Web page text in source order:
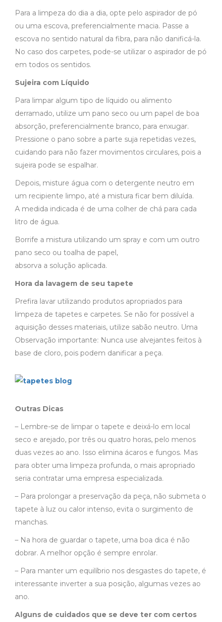
Para a limpeza do dia a dia, opte pelo aspirador de pó
ou uma escova, preferencialmente macia. Passe a
escova no sentido natural da fibra, para não danificá-la.
No caso dos carpetes, pode-se utilizar o aspirador de pó
em todos os sentidos.
Sujeira com Líquido
Para limpar algum tipo de líquido ou alimento
derramado, utilize um pano seco ou um papel de boa
absorção, preferencialmente branco, para enxugar.
Pressione o pano sobre a parte suja repetidas vezes,
cuidando para não fazer movimentos circulares, pois a
sujeira pode se espalhar.
Depois, misture água com o detergente neutro em
um recipiente limpo, até a mistura ficar bem diluída.
A medida indicada é de uma colher de chá para cada
litro de água.
Borrife a mistura utilizando um spray e com um outro
pano seco ou toalha de papel,
absorva a solução aplicada.
Hora da lavagem de seu tapete
Prefira lavar utilizando produtos apropriados para
limpeza de tapetes e carpetes. Se não for possível a
aquisição desses materiais, utilize sabão neutro. Uma
Observação importante: Nunca use alvejantes feitos à
base de cloro, pois podem danificar a peça.
Outras Dicas
– Lembre-se de limpar o tapete e deixá-lo em local
seco e arejado, por três ou quatro horas, pelo menos
duas vezes ao ano. Isso elimina ácaros e fungos. Mas
para obter uma limpeza profunda, o mais apropriado
seria contratar uma empresa especializada.
– Para prolongar a preservação da peça, não submeta o
tapete à luz ou calor intenso, evita o surgimento de
manchas.
– Na hora de guardar o tapete, uma boa dica é não
dobrar. A melhor opção é sempre enrolar.
– Para manter um equilíbrio nos desgastes do tapete, é
interessante inverter a sua posição, algumas vezes ao
ano.
Alguns de cuidados que se deve ter com certos